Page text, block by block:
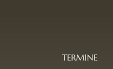
TERMINE